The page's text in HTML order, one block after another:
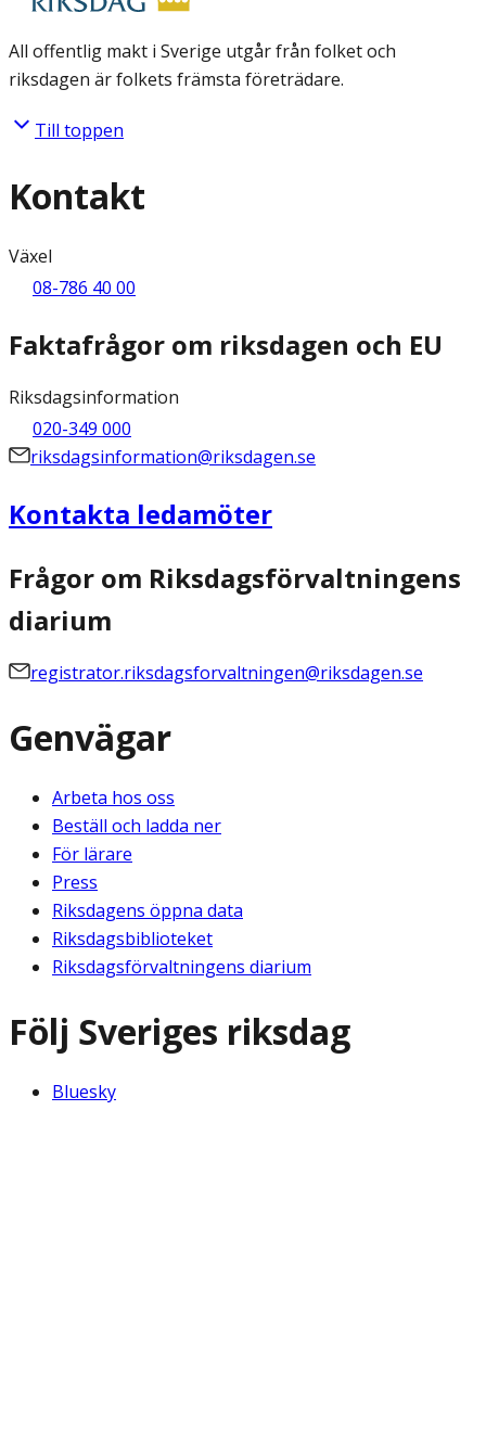
All offentlig makt i Sverige utgår från folket och
riksdagen är folkets främsta företrädare.
Till toppen
Kontakt
Växel
08-786 40 00
Faktafrågor om riksdagen och EU
Riksdagsinformation
020-349 000
riksdagsinformation@riksdagen.se
Kontakta ledamöter
Frågor om Riksdagsförvaltningens
diarium
registrator.riksdagsforvaltningen@riksdagen.se
Genvägar
Arbeta hos oss
Beställ och ladda ner
För lärare
Press
Riksdagens öppna data
Riksdagsbiblioteket
Riksdagsförvaltningens diarium
Följ Sveriges riksdag
Bluesky